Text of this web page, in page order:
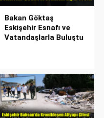
Bakan Göktaş
Eskişehir Esnafı ve
Vatandaşlarla Buluştu